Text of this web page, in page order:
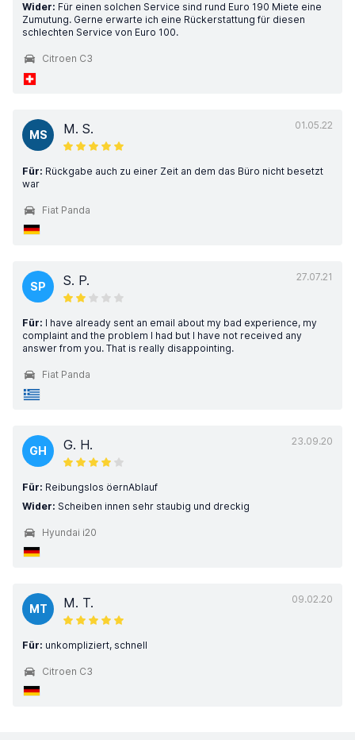
Wider: Für einen solchen Service sind rund Euro 190 Miete eine
Zumutung. Gerne erwarte ich eine Rückerstattung für diesen
schlechten Service von Euro 100.
Citroen C3
01.05.22
MS M. S.
Für: Rückgabe auch zu einer Zeit an dem das Büro nicht besetzt
war
Fiat Panda
27.07.21
SP S. P.
Für: I have already sent an email about my bad experience, my
complaint and the problem I had but I have not received any
answer from you. That is really disappointing.
Fiat Panda
23.09.20
GH G. H.
Für: Reibungslos öernAblauf
Wider: Scheiben innen sehr staubig und dreckig
Hyundai i20
09.02.20
MT M. T.
Für: unkompliziert, schnell
Citroen C3